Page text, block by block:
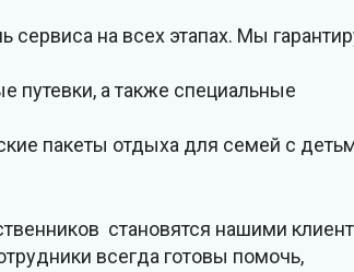
сервиса на всех этапах. Мы
путевки, а также специальные
пакеты отдыха для семей с
становятся нашими
всегда готовы помочь,